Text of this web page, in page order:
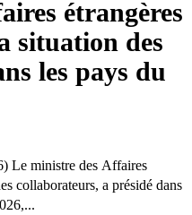
étrangères
situation des
les pays du
Le ministre des Affaires
collaborateurs, a présidé dans